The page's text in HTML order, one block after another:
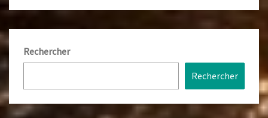
Rechercher
Rechercher